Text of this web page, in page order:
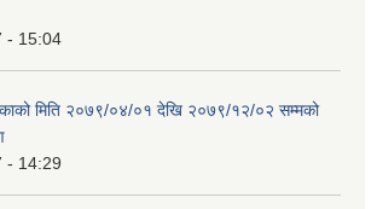
- 15:04
मिति २०७९/०४/०१ देखि २०७९/१२/०२ सम्मको
- 14:29